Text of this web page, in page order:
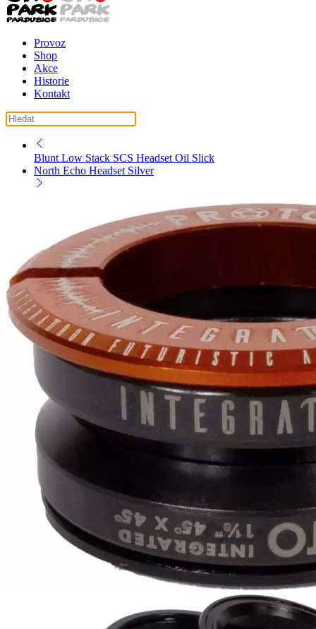
Provoz
Shop
Akce
Historie
Kontakt
Blunt Low Stack SCS Headset Oil Slick
North Echo Headset Silver